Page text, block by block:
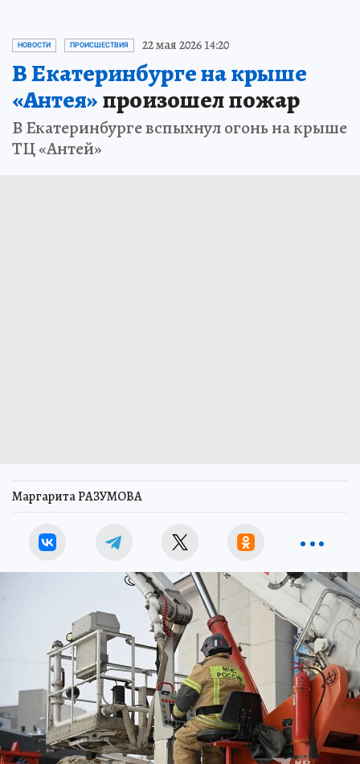
НОВОСТИ ПРОИСШЕСТВИЯ 22 мая 2026 14:20
В Екатеринбурге на крыше
«Антея»произошел пожар
В Екатеринбурге вспыхнул огонь на крыше
ТЦ «Антей»
Маргарита РАЗУМОВА